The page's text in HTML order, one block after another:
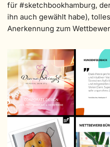
für #sketchbookhamburg,
ihn auch gewählt habe),
Anerkennung zum